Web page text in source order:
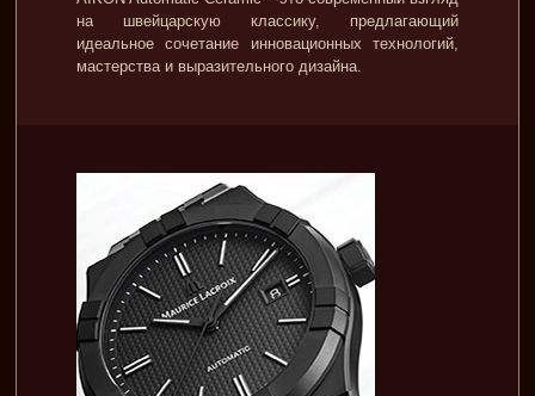
на швейцарскую классику, предлагающий
идеальное сочетание инновационных технологий,
мастерства и выразительного дизайна.